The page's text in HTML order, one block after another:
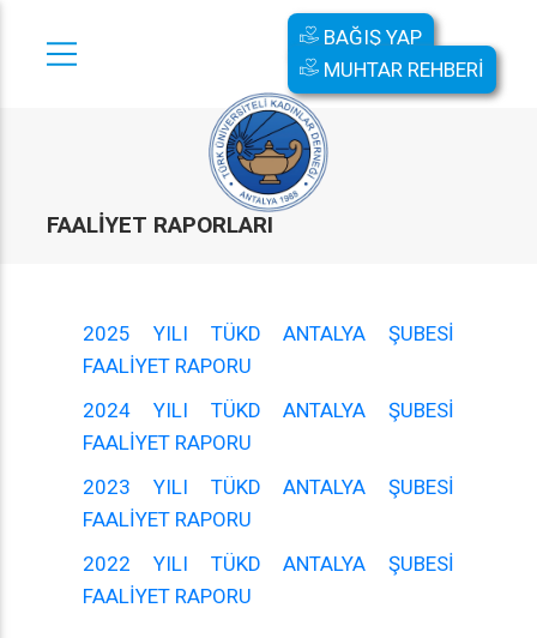
BAĞIŞ YAP
MUHTAR REHBERİ
FAALİYET RAPORLARI
2025 YILI TÜKD ANTALYA ŞUBESİ
FAALİYET RAPORU
2024 YILI TÜKD ANTALYA ŞUBESİ
FAALİYET RAPORU
2023 YILI TÜKD ANTALYA ŞUBESİ
FAALİYET RAPORU
2022 YILI TÜKD ANTALYA ŞUBESİ
FAALİYET RAPORU